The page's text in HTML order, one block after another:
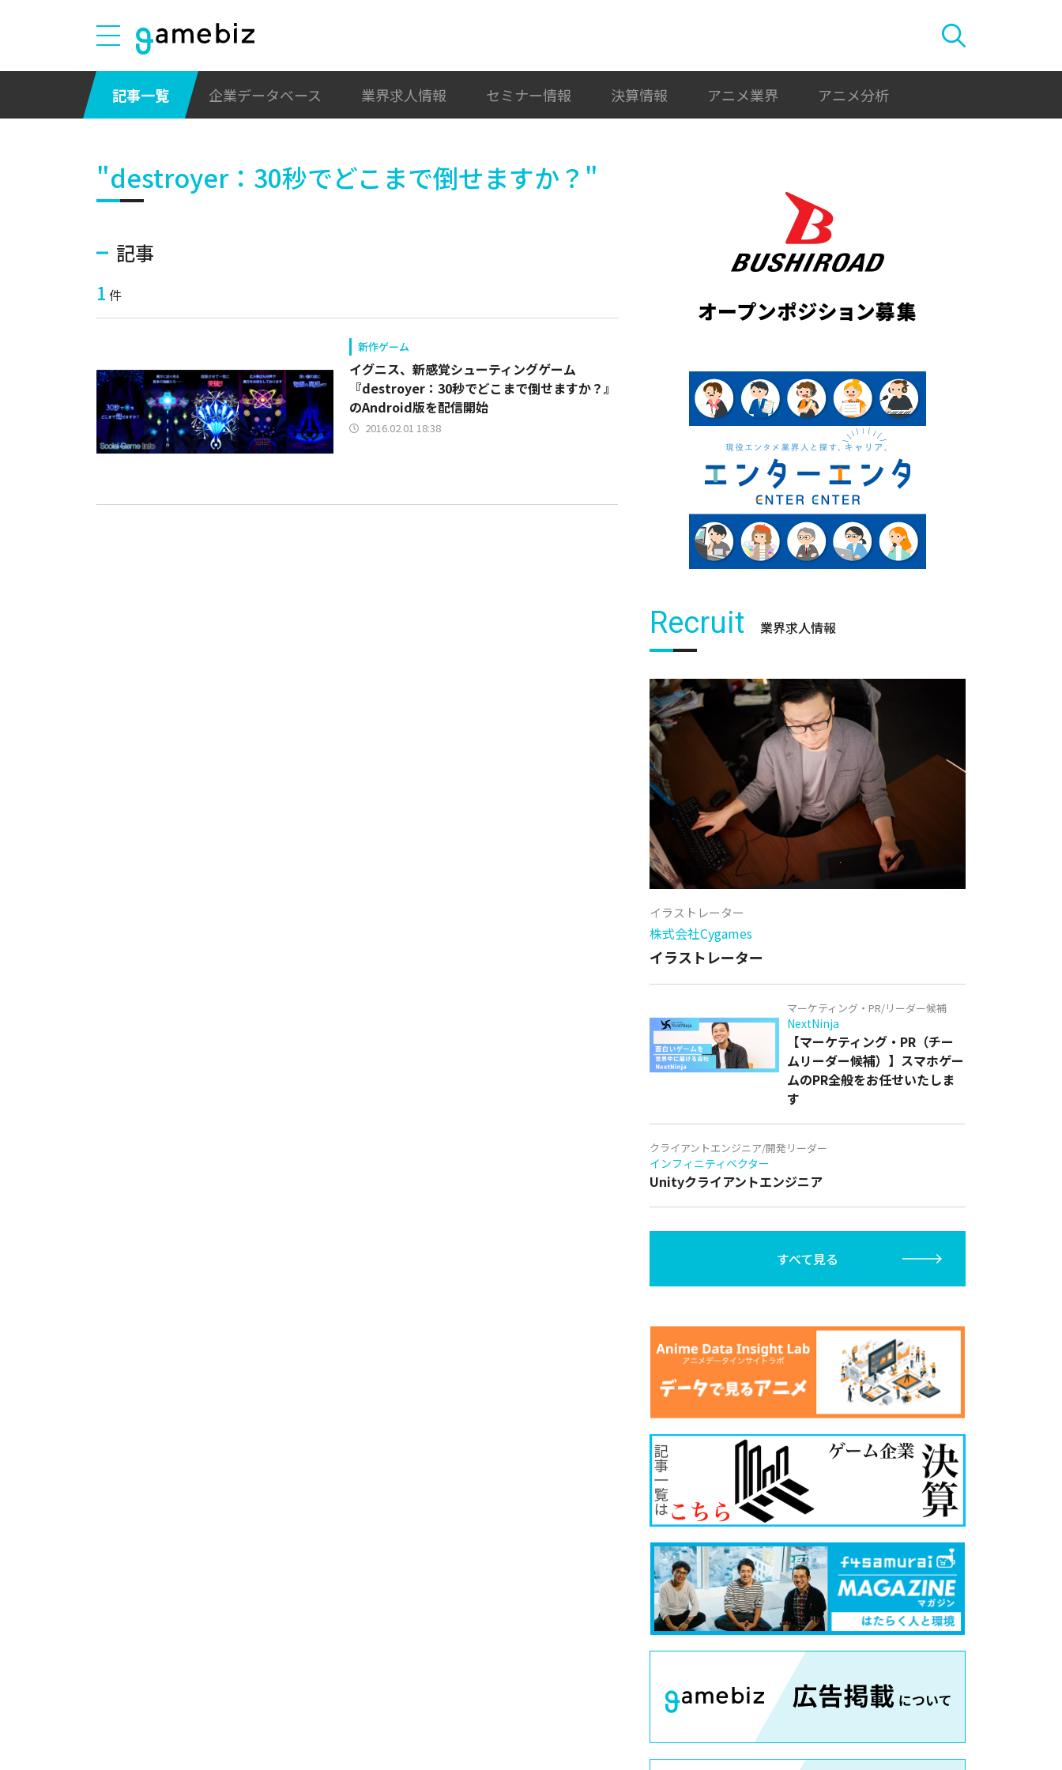
記事一覧 企業データベース 業界求人情報 セミナー情報 決算情報 アニメ業界 アニメ分析
"destroyer：30秒でどこまで倒せますか？"
記事
1 件
新作ゲーム
イグニス、新感覚シューティングゲーム
『destroyer：30秒でどこまで倒せますか？』
のAndroid版を配信開始
2016.02.01 18:38
Recruit 業界求人情報
イラストレーター
株式会社Cygames
イラストレーター
マーケティング・PR/リーダー候補
NextNinja
【マーケティング・PR（チー
ムリーダー候補）】スマホゲー
ムのPR全般をお任せいたしま
す
クライアントエンジニア/開発リーダー
インフィニティベクター
Unityクライアントエンジニア
すべて見る